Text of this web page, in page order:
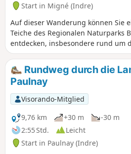
Start in Migné (Indre)
Auf dieser Wanderung können Sie
Teiche des Regionalen Naturparks
entdecken, insbesondere rund um
Migné.
Rundweg durch die
Paulnay
Visorando-Mitglied
9,76 km
+30 m
-30 m
2:55 Std.
Leicht
Start in Paulnay (Indre)